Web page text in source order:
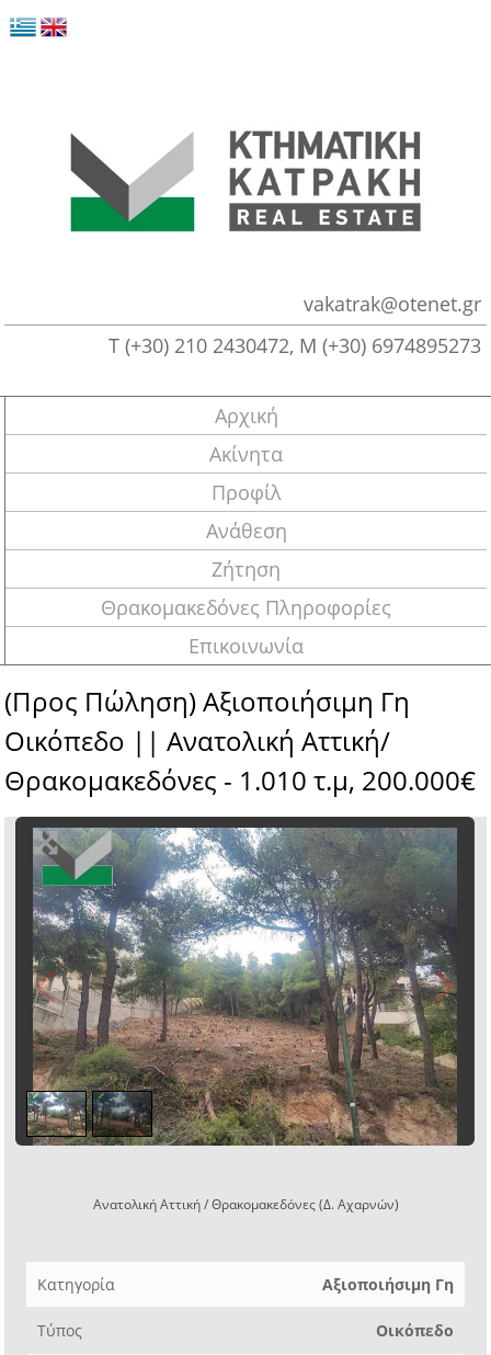
vakatrak@otenet.gr
Τ (+30) 210 2430472, M (+30) 6974895273
Αρχική
Ακίνητα
Προφίλ
Ανάθεση
Ζήτηση
Θρακομακεδόνες Πληροφορίες
Επικοινωνία
(Προς Πώληση) Αξιοποιήσιμη Γη
Οικόπεδο || Ανατολική Αττική/
Θρακομακεδόνες - 1.010 τ.μ, 200.000€
1/2
Ανατολική Αττική / Θρακομακεδόνες (Δ. Αχαρνών)
Κατηγορία Αξιοποιήσιμη Γη
Τύπος Οικόπεδο